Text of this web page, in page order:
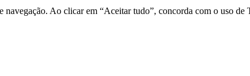
Ao clicar em “Aceitar tudo”, concorda com o uso